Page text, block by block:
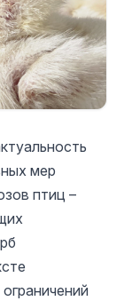
мер
птиц –